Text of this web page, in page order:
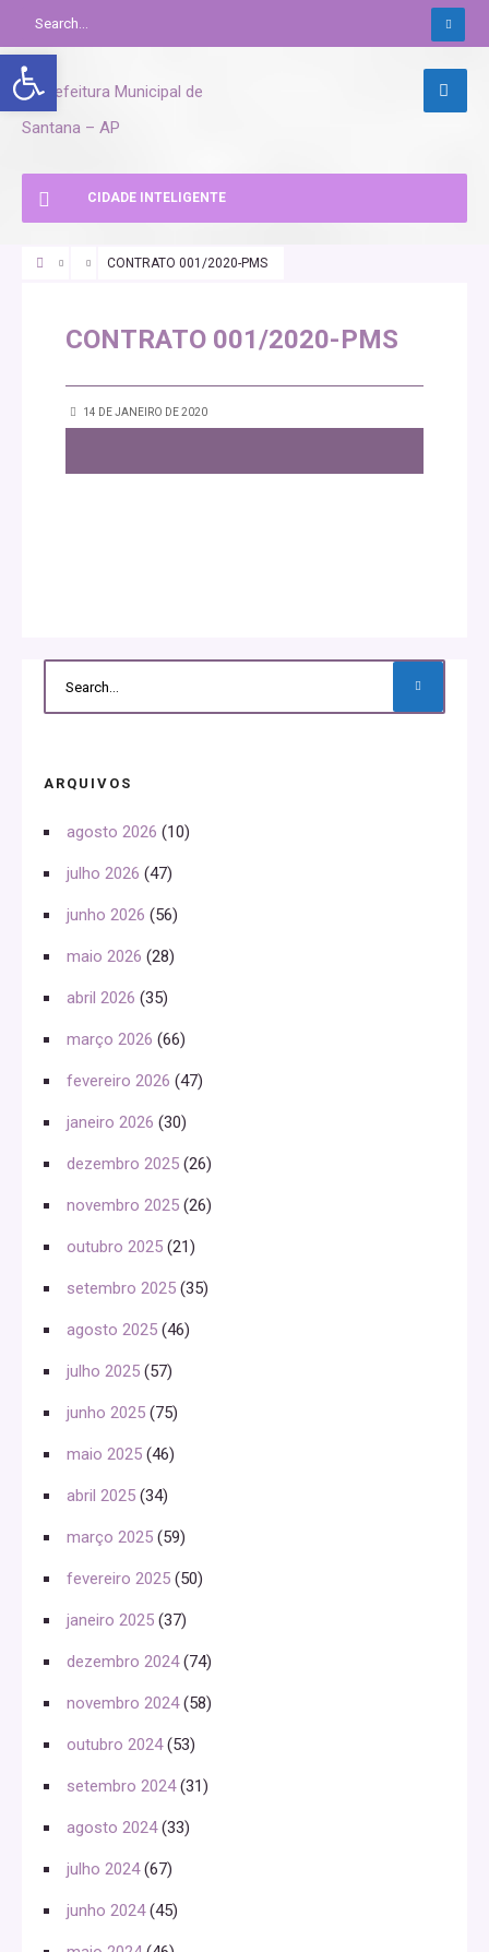
Abrir a barra de ferramentas
CIDADE INTELIGENTE
CONTRATO 001/2020-PMS
CONTRATO 001/2020-PMS
14 DE JANEIRO DE 2020
ARQUIVOS
agosto 2026 (10)
julho 2026 (47)
junho 2026 (56)
maio 2026 (28)
abril 2026 (35)
março 2026 (66)
fevereiro 2026 (47)
janeiro 2026 (30)
dezembro 2025 (26)
novembro 2025 (26)
outubro 2025 (21)
setembro 2025 (35)
agosto 2025 (46)
julho 2025 (57)
junho 2025 (75)
maio 2025 (46)
abril 2025 (34)
março 2025 (59)
fevereiro 2025 (50)
janeiro 2025 (37)
dezembro 2024(74)
novembro 2024(58)
outubro 2024(53)
setembro 2024(31)
agosto 2024(33)
julho 2024(67)
junho 2024(45)